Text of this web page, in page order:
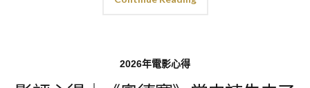
Continue Reading
2026年電影心得